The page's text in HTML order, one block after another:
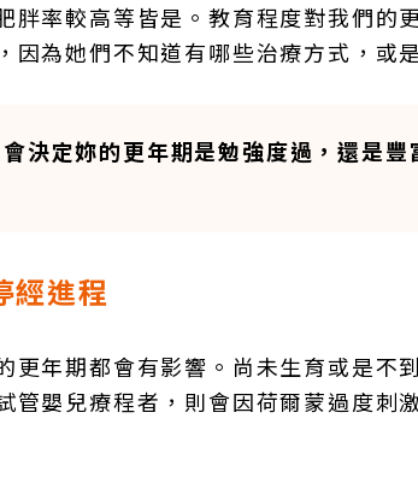
胖率較高等皆是。教育程度對我們的
為她們不知道有哪些治療方式，或
決定妳的更年期是勉強度過，還是
經進程
年期都會有影響。尚未生育或是不
嬰兒療程者，則會因荷爾蒙過度刺